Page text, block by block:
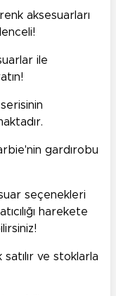
aksesuarları
ile
gardırobu
seçenekleri
harekete
ve stoklarla